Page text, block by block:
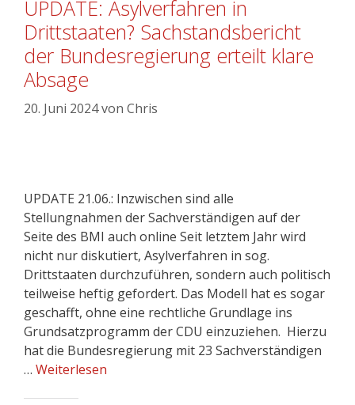
UPDATE: Asylverfahren in
Drittstaaten? Sachstandsbericht
der Bundesregierung erteilt klare
Absage
20. Juni 2024von Chris
UPDATE 21.06.: Inzwischen sind alle
Stellungnahmen der Sachverständigen auf der
Seite des BMI auch online Seit letztem Jahr wird
nicht nur diskutiert, Asylverfahren in sog.
Drittstaaten durchzuführen, sondern auch politisch
teilweise heftig gefordert. Das Modell hat es sogar
geschafft, ohne eine rechtliche Grundlage ins
Grundsatzprogramm der CDU einzuziehen. Hierzu
hat die Bundesregierung mit 23 Sachverständigen
… Weiterlesen